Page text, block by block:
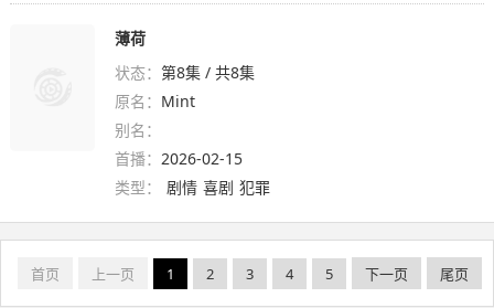
薄荷
状态：第8集 / 共8集
原名： Mint
别名：
首播：2026-02-15
类型：
剧情 喜剧 犯罪
首页 上一页 1 2 3 4 5 下一页 尾页